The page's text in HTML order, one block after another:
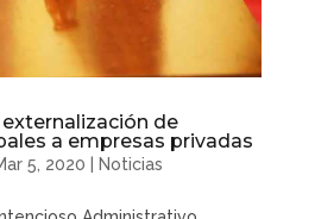
externalización de
a empresas privadas
5, 2020 Noticias